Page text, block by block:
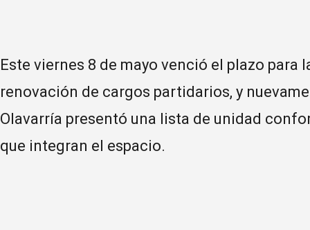
Este viernes 8 de mayo venció el plazo
renovación de cargos partidarios, y
Olavarría presentó una lista de unidad
que integran el espacio.